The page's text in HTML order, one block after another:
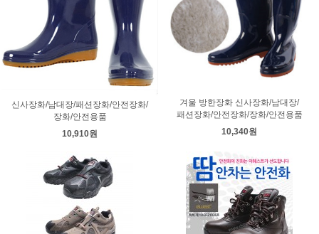
신사장화/남대장/패션장화/안전장화/
장화/안전용품
10,910원
겨울 방한장화 신사장화/남대장/
패션장화/안전장화/장화/안전용품
10,340원